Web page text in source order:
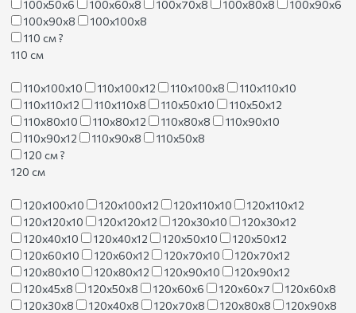
100х50х6
100х60х8 100х70х8 100х80х8
100х90х6
100х90х8
100х100х8
110 см?
110 см
110х100х10 110х100х12 110х100х8
110х110х10
110х110х12
110х110х8 110х50х10
110х50х12
110х80х10
110х80х12 110х80х8
110х90х10
110х90х12
110х90х8
110х50х8
120 см?
120 см
120х100х10 120х100х12 120х110х10
120х110х12
120х120х10
120х120х12 120х30х10
120х30х12
120х40х10
120х40х12 120х50х10
120х50х12
120х60х10
120х60х12 120х70х10
120х70х12
120х80х10
120х80х12 120х90х10
120х90х12
120х45х8
120х50х8 120х60х6 120х60х7
120х60х8
120х30х8
120х40х8 120х70х8 120х80х8
120х90х8